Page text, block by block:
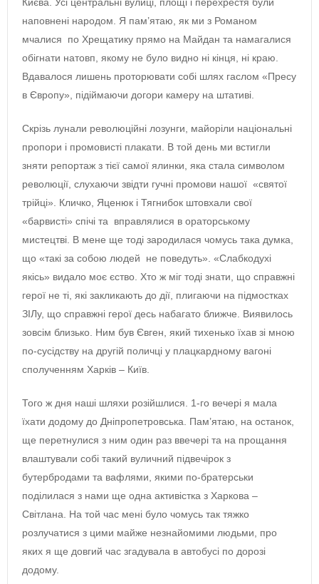
наповнені народом. Я пам’ятаю, як ми з Романом
мчалися по Хрещатику прямо на Майдан та намагалися
обігнати натовп, якому не було видно ні кінця, ні краю.
Вдавалося лишень проторювати собі шлях гаслом «Пресу
в Європу», підіймаючи догори камеру на штативі.
Скрізь лунали революційні лозунги, майоріли національні
пропори і промовисті плакати. В той день ми встигли
зняти репортаж з тієї самої ялинки, яка стала символом
революції, слухаючи звідти гучні промови нашої «святої
трійці». Кличко, Яценюк і Тягнибок штовхали свої
«барвисті» спічі та вправлялися в ораторському
мистецтві. В мене ще тоді зародилася чомусь така думка,
що «такі за собою людей не поведуть». «Слабкодухі
якісь» видало моє єство. Хто ж міг тоді знати, що справжні
герої не ті, які закликають до дії, плигаючи на підмостках
ЗІЛу, що справжні герої десь набагато ближче. Виявилось
зовсім близько. Ним був Євген, який тихенько їхав зі мною
по-сусідству на другій поличці у плацкардному вагоні
сполученням Харків – Київ.
Того ж дня наші шляхи розійшлися. 1-го вечері я мала
їхати додому до Дніпропетровська. Пам’ятаю, на останок,
ще перетнулися з ним один раз ввечері та на прощання
влаштували собі такий вуличний підвечірок з
бутербродами та вафлями, якими по-братерськи
поділилася з нами ще одна активістка з Харкова –
Світлана. На той час мені було чомусь так тяжко
розлучатися з цими майже незнайомими людьми, про
яких я ще довгий час згадувала в автобусі по дорозі
додому.